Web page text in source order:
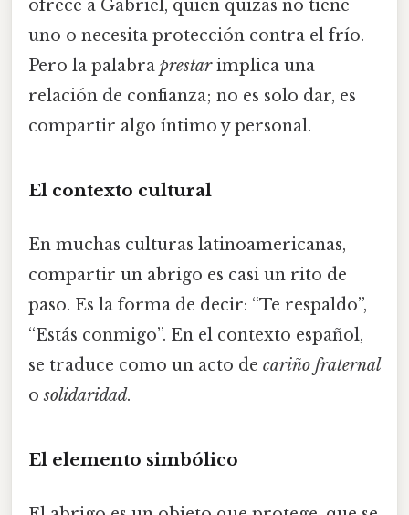
ofrece a Gabriel, quien quizás no tiene
uno o necesita protección contra el frío.
Pero la palabra prestarimplica una
relación de confianza; no es solo dar, es
compartir algo íntimo y personal.
El contexto cultural
En muchas culturas latinoamericanas,
compartir un abrigo es casi un rito de
paso. Es la forma de decir: “Te respaldo”,
“Estás conmigo”. En el contexto español,
se traduce como un acto de cariño fraternal
osolidaridad.
El elemento simbólico